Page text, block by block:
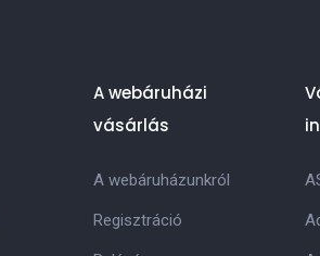
A webáruházi
vásárlás
A webáruházunkról
Regisztráció